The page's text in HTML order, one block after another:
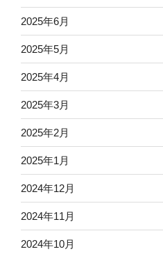
2025年6月
2025年5月
2025年4月
2025年3月
2025年2月
2025年1月
2024年12月
2024年11月
2024年10月